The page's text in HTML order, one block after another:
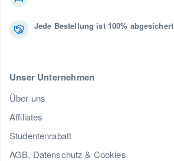
Jede Bestellung ist 100% abgesichert
Unser Unternehmen
Über uns
Affiliates
Studentenrabatt
AGB, Datenschutz & Cookies